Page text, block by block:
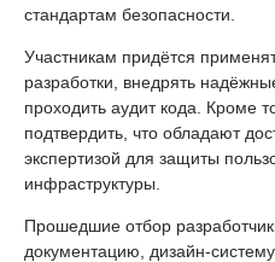
стандартам безопасности.
Участникам придётся
разработки, внедрять
проходить аудит кода. Кроме
подтвердить, что обладают
экспертизой для защиты
инфраструктуры.
Прошедшие отбор
документацию, дизайн-